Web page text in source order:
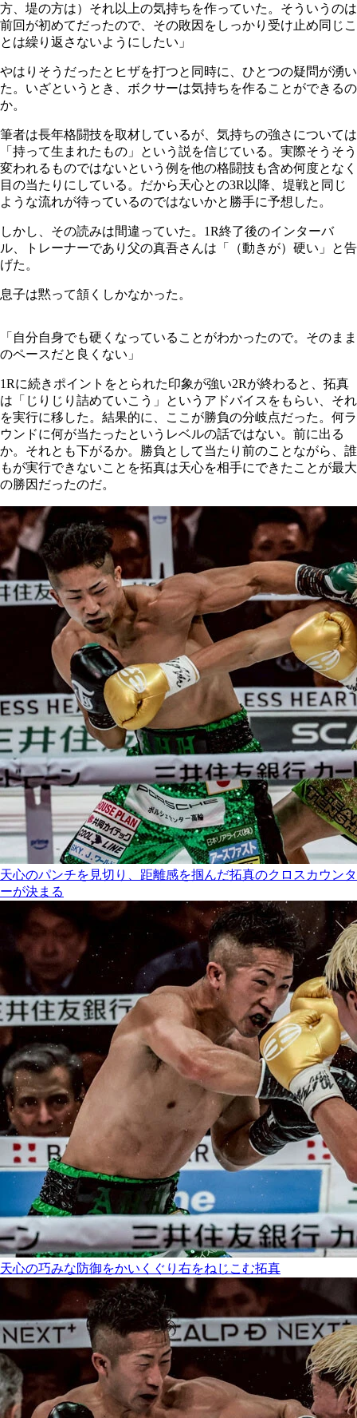
方、堤の方は）それ以上の気持ちを作っていた。そういうのは
前回が初めてだったので、その敗因をしっかり受け止め同じこ
とは繰り返さないようにしたい」
やはりそうだったとヒザを打つと同時に、ひとつの疑問が湧い
た。いざというとき、ボクサーは気持ちを作ることができるの
か。
筆者は長年格闘技を取材しているが、気持ちの強さについては
「持って生まれたもの」という説を信じている。実際そうそう
変われるものではないという例を他の格闘技も含め何度となく
目の当たりにしている。だから天心との3R以降、堤戦と同じ
ような流れが待っているのではないかと勝手に予想した。
しかし、その読みは間違っていた。1R終了後のインターバ
ル、トレーナーであり父の真吾さんは「（動きが）硬い」と告
げた。
息子は黙って頷くしかなかった。
「自分自身でも硬くなっていることがわかったので。そのまま
のペースだと良くない」
1Rに続きポイントをとられた印象が強い2Rが終わると、拓真
は「じりじり詰めていこう」というアドバイスをもらい、それ
を実行に移した。結果的に、ここが勝負の分岐点だった。何ラ
ウンドに何が当たったというレベルの話ではない。前に出る
か。それとも下がるか。勝負として当たり前のことながら、誰
もが実行できないことを拓真は天心を相手にできたことが最大
の勝因だったのだ。
天心のパンチを見切り、距離感を掴んだ拓真のクロスカウンタ
ーが決まる
天心の巧みな防御をかいくぐり右をねじこむ拓真